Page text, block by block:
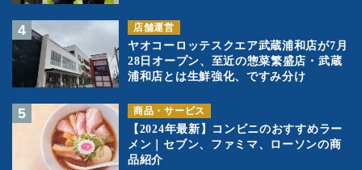
店舗運営
ヤオコーロッテスクエア武蔵浦和店が7月
28日オープン、至近の惣菜繁盛店・武蔵
浦和店とは生鮮強化、ですみ分け
商品・サービス
【2024年最新】コンビニのおすすめラー
メン｜セブン、ファミマ、ローソンの商
品紹介